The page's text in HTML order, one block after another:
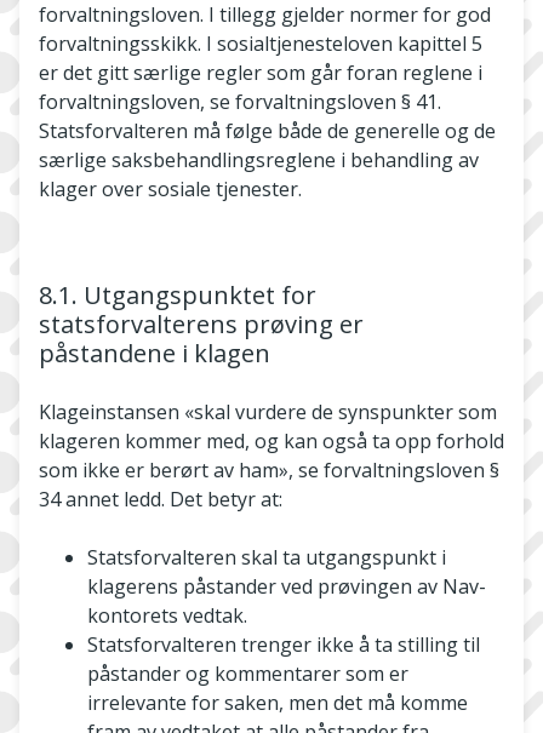
forvaltningsloven. I tillegg gjelder normer for god
forvaltningsskikk. I sosialtjenesteloven kapittel 5
er det gitt særlige regler som går foran reglene i
forvaltningsloven, se forvaltningsloven § 41.
Statsforvalteren må følge både de generelle og de
særlige saksbehandlingsreglene i behandling av
klager over sosiale tjenester.
8.1. Utgangspunktet for
statsforvalterens prøving er
påstandene i klagen
Klageinstansen «skal vurdere de synspunkter som
klageren kommer med, og kan også ta opp forhold
som ikke er berørt av ham», se forvaltningsloven §
34 annet ledd. Det betyr at:
Statsforvalteren skal ta utgangspunkt i
klagerens påstander ved prøvingen av Nav­
kontorets vedtak.
Statsforvalteren trenger ikke å ta stilling til
påstander og kommentarer som er
irrelevante for saken, men det må komme